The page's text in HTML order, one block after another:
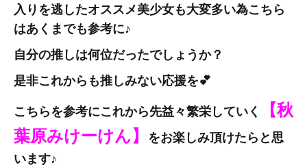
入りを逃したオススメ美少女も大変多い為こちら
はあくまでも参考に♪
自分の推しは何位だったでしょうか？
是非これからも推しみない応援を💕
こちらを参考にこれから先益々繁栄していく
【秋
葉原みけーけん】
をお楽しみ頂けたらと思
います♪